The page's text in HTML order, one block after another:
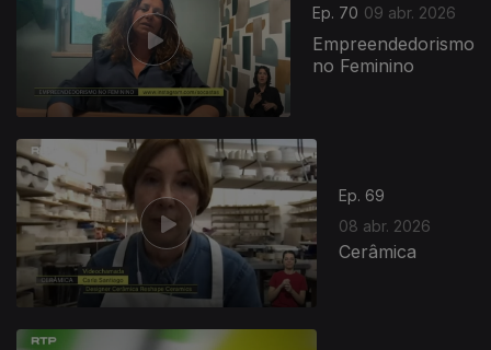
Ep. 70 09 abr. 2026
Empreendedorismo
no Feminino
Ep. 69
08 abr. 2026
Cerâmica
920165